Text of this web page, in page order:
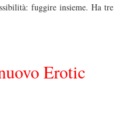
fuggire insieme. Ha tre
Erotic